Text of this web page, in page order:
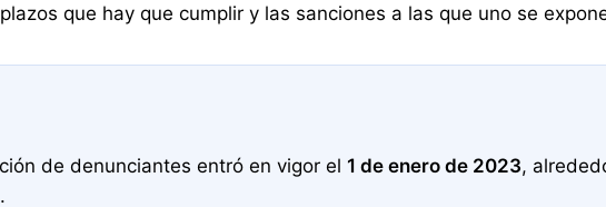
que hay que cumplir y las sanciones a las que uno se
de denunciantes entró en vigor el 1 de enero de 2023,